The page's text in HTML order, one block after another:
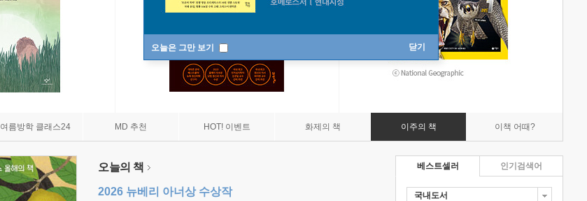
오늘은 그만 보기 닫기
여름방학 클래스24 MD 추천 HOT! 이벤트 화제의 책 이주의 책 이책 어때?
오늘의 책
2026 뉴베리 아너상 수상작
베스트셀러
국내도서
인기검색어